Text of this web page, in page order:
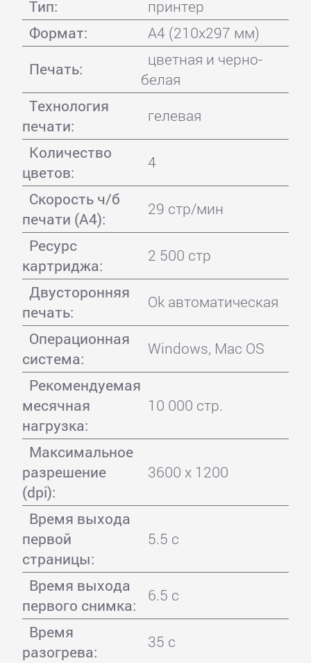
Тип:
принтер
Формат:
A4 (210x297 мм)
Печать:
цветная и черно-
белая
Технология
печати:
гелевая
Количество
цветов:
4
Скорость ч/б
печати (А4):
29 стр/мин
Ресурс
картриджа:
2 500 стр
Двусторонняя
печать:
Ok автоматическая
Операционная
система:
Windows, Mac OS
Рекомендуемая
месячная
нагрузка:
10 000 стр.
Максимальное
разрешение
(dpi):
3600 x 1200
Время выхода
первой
страницы:
5.5 с
Время выхода
первого снимка:
6.5 с
Время
разогрева:
35 с